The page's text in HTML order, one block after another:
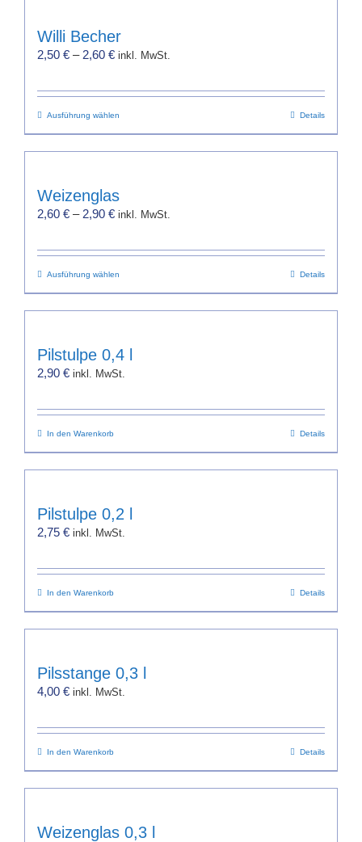
Willi Becher
2,50 € – 2,60 € inkl. MwSt.
Ausführung wählen
Produkt
weist
können
der
Produktseite
werden
Details
Weizenglas
2,60 € – 2,90 € inkl. MwSt.
Ausführung wählen
Produkt
weist
Varianten
auf.
können
der
Produktseite
werden
Details
Pilstulpe 0,4 l
2,90 € inkl. MwSt.
In den Warenkorb Details
Pilstulpe 0,2 l
2,75 € inkl. MwSt.
In den Warenkorb Details
Pilsstange 0,3 l
4,00 € inkl. MwSt.
In den Warenkorb Details
Weizenglas 0,3 l